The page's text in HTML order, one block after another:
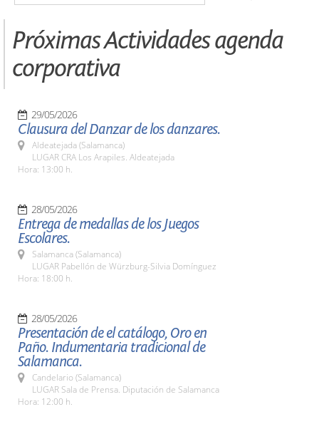
Próximas Actividades agenda
corporativa
29/05/2026
Clausura del Danzar de los danzares.
Aldeatejada (Salamanca)
LUGAR CRA Los Arapiles. Aldeatejada
Hora: 13:00 h.
28/05/2026
Entrega de medallas de los Juegos
Escolares.
Salamanca (Salamanca)
LUGAR Pabellón de Würzburg-Silvia Domínguez
Hora: 18:00 h.
28/05/2026
Presentación de el catálogo, Oro en
Paño. Indumentaria tradicional de
Salamanca.
Candelario (Salamanca)
LUGAR Sala de Prensa. Diputación de Salamanca
Hora: 12:00 h.